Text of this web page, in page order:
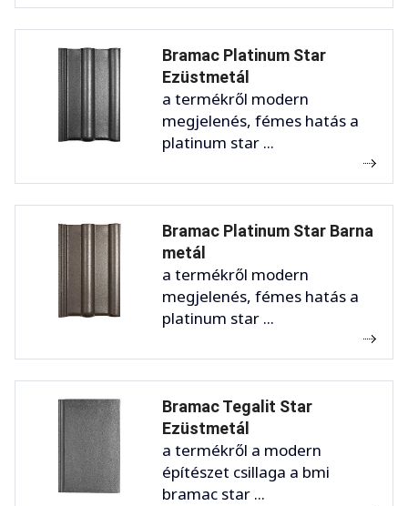
Bramac Platinum Star
Ezüstmetál
a termékről modern
megjelenés, fémes hatás a
platinum star ...
Bramac Platinum Star Barna
metál
a termékről modern
megjelenés, fémes hatás a
platinum star ...
Bramac Tegalit Star
Ezüstmetál
a termékről a modern
építészet csillaga a bmi
bramac star ...